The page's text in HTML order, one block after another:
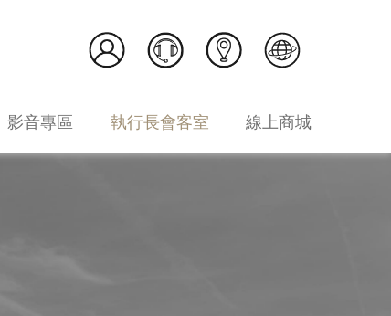
影音專區 執行長會客室 線上商城